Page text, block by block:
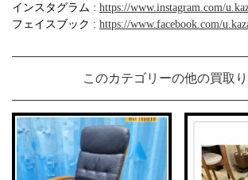
インスタグラム : https://www.instagram.com/
フェイスブック : https://www.facebook.com/
このカテゴリーの他の買取